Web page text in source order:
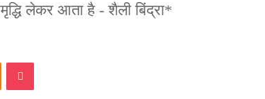
लेकर आता है - शैली बिंद्रा*
Odnoklassniki
Pocket